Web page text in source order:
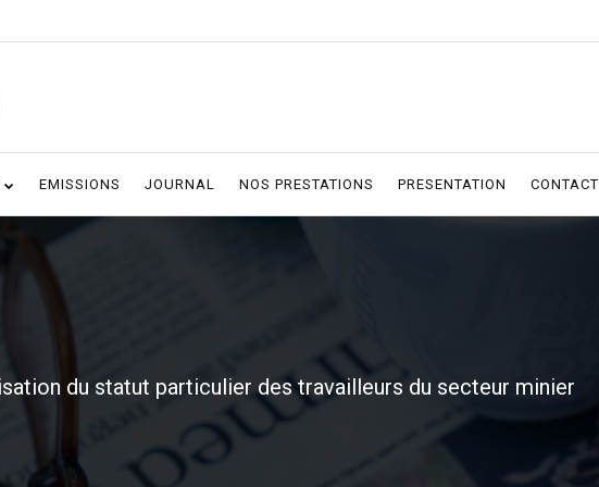
EMISSIONS JOURNAL NOS PRESTATIONS PRESENTATION CONTACT
du statut particulier des travailleurs du secteur minier